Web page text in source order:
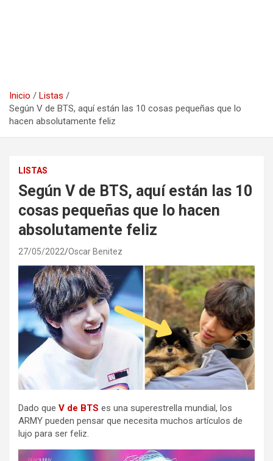
Inicio
Listas
Según V de BTS, aquí están las 10 cosas pequeñas que lo
hacen absolutamente feliz
LISTAS
Según V de BTS, aquí están las 10
cosas pequeñas que lo hacen
absolutamente feliz
27/05/2022 Oscar Benitez
Dado que V de BTS es una superestrella mundial, los
ARMY pueden pensar que necesita muchos artículos de
lujo para ser feliz.